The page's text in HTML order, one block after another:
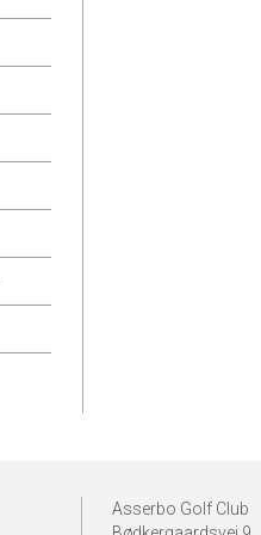
Asserbo Golf Club